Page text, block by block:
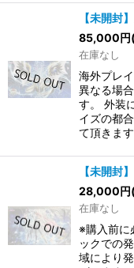
【未開封
85,000円
在庫なし
海外プレ
異なる場
す。 外装
イズの都
て頂きま
【未開封
28,000円
在庫なし
※購入前に
ックでの
域により